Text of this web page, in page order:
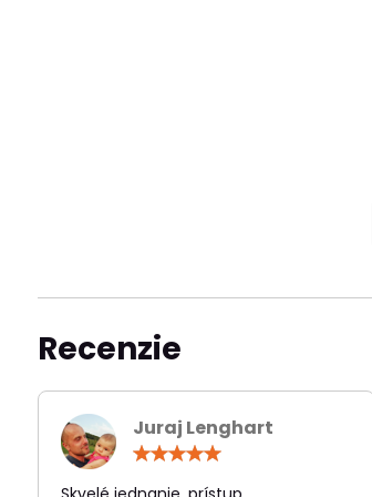
Recenzie
Juraj Lenghart